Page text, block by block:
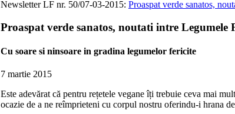
Newsletter LF nr. 50/07-03-2015: Proaspat verde sanatos,
Proaspat verde sanatos, noutati intre Legumele
Cu soare si ninsoare in gradina legumelor fericite
7 martie 2015
Este adevărat că pentru rețetele vegane îți trebuie ceva mai
ocazie de a ne reîmprieteni cu corpul nostru oferindu-i hrana